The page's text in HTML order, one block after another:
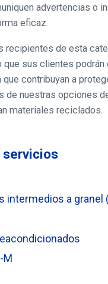
advertencias o
eficaz.
recipientes de esta
que sus clientes podrán
contribuyan a
de nuestras opciones
materiales reciclados.
servicios
intermedios a granel
M